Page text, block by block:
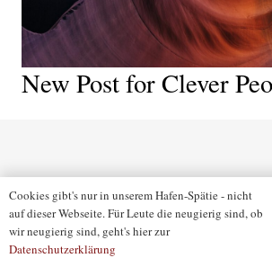
New Post for Clever
Cookies gibt's nur in unserem Hafen-Spätie - nicht
auf dieser Webseite. Für Leute die neugierig sind, ob
wir neugierig sind, geht's hier zur
Datenschutzerklärung